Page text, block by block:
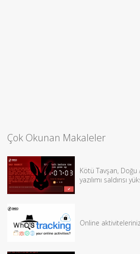
Çok Okunan Makaleler
Kötü Tavşan, Doğu
yazılımı saldırısı
Online